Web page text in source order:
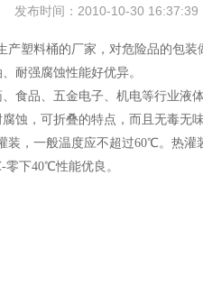
发布时间：2010-10-30 16:37:39
塑料桶的厂家，对危险品的包装
耐强腐蚀性能好优异。
食品、五金电子、机电等行业液
蚀，可折叠的特点，而且无毒无味
装，一般温度应不超过60℃。热
下40℃性能优良。